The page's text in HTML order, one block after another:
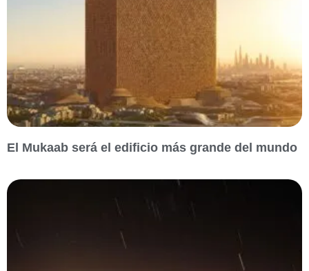
El Mukaab será el edificio más grande del mundo